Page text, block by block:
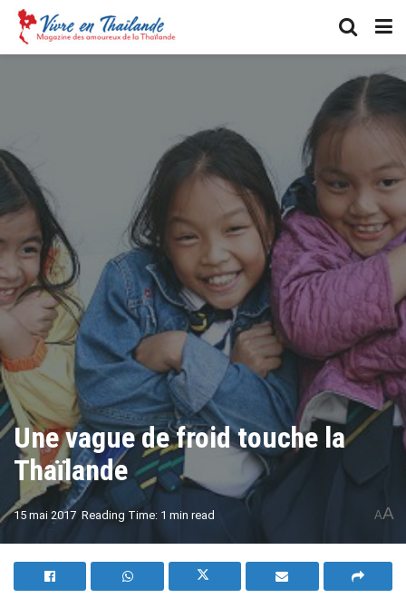
Une vague de froid touche la
Thaïlande
15 mai 2017 Reading Time: 1 min read AA